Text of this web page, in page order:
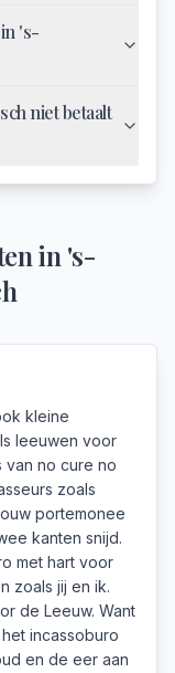
's-
niet betaalt
in 's-
kleine
leeuwen voor
van no cure no
zoals
portemonee
kanten snijd.
met hart voor
zoals jij en ik.
de Leeuw. Want
incassoburo
en de eer aan